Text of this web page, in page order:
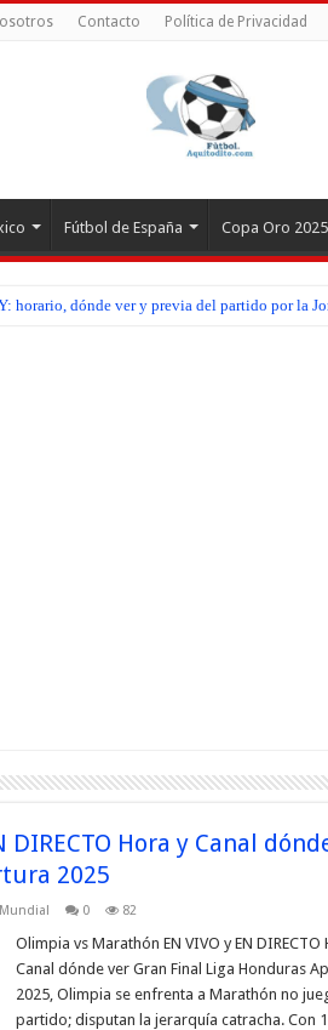
Contacto Política de Privacidad
Fútbol de España Copa Oro 2025
horario, dónde ver y previa del partido por la
dónde ver y previa del partido por la
Hora y Canal
2025
0 82
Olimpia vs Marathón EN VIVO y EN DIRECTO
Canal dónde ver Gran Final Liga Honduras
2025, Olimpia se enfrenta a Marathón no
partido; disputan la jerarquía catracha. Con